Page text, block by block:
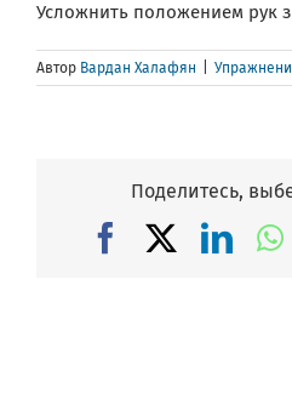
Усложнить положением рук
Автор Вардан Халафян
Поделитесь,
Facebook